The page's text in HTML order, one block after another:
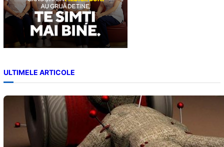
ULTIMELE ARTICOLE